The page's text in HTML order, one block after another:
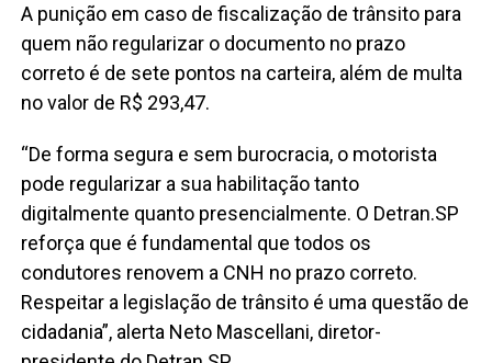
A punição em caso de fiscalização de trânsito para
quem não regularizar o documento no prazo
correto é de sete pontos na carteira, além de multa
no valor de R$ 293,47.
“De forma segura e sem burocracia, o motorista
pode regularizar a sua habilitação tanto
digitalmente quanto presencialmente. O Detran.SP
reforça que é fundamental que todos os
condutores renovem a CNH no prazo correto.
Respeitar a legislação de trânsito é uma questão de
cidadania”, alerta Neto Mascellani, diretor-